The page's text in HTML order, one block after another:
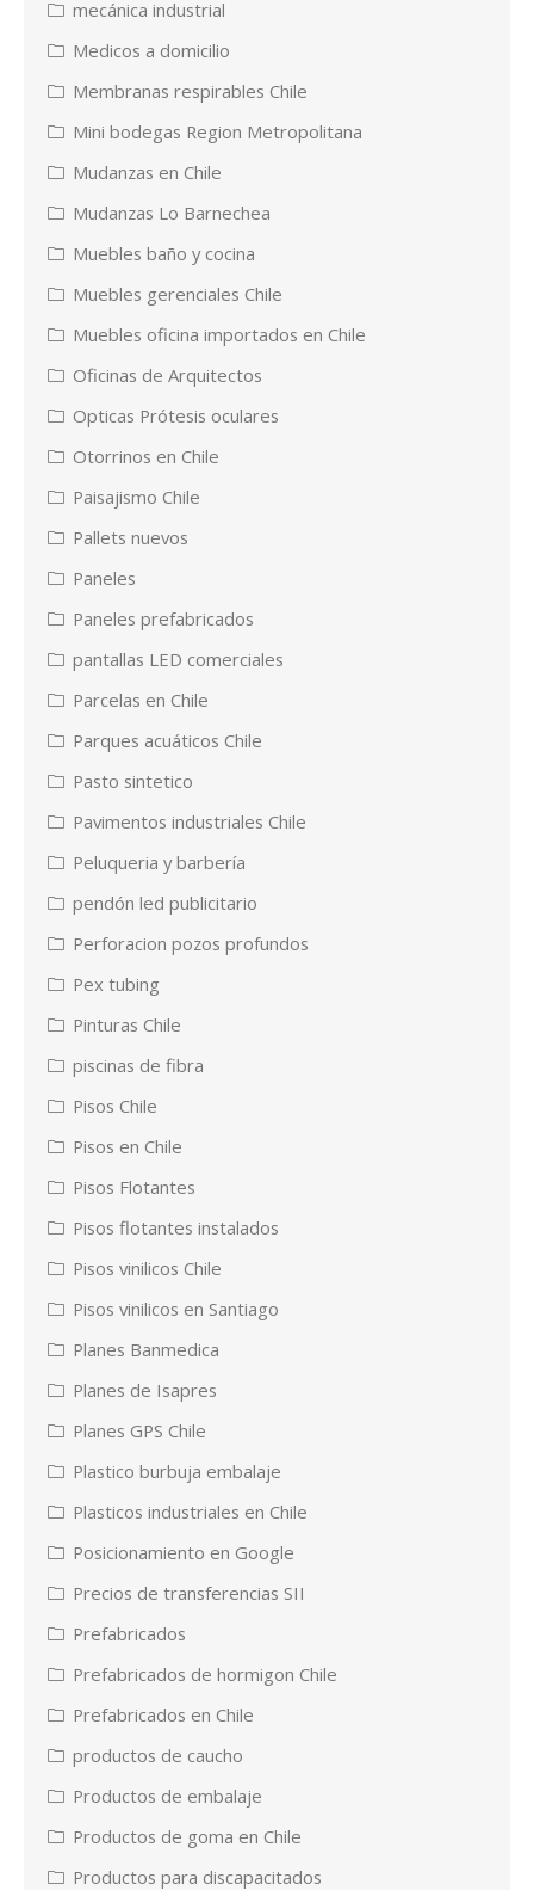
mecánica industrial
Medicos a domicilio
Membranas respirables Chile
Mini bodegas Region Metropolitana
Mudanzas en Chile
Mudanzas Lo Barnechea
Muebles baño y cocina
Muebles gerenciales Chile
Muebles oficina importados en Chile
Oficinas de Arquitectos
Opticas Prótesis oculares
Otorrinos en Chile
Paisajismo Chile
Pallets nuevos
Paneles
Paneles prefabricados
pantallas LED comerciales
Parcelas en Chile
Parques acuáticos Chile
Pasto sintetico
Pavimentos industriales Chile
Peluqueria y barbería
pendón led publicitario
Perforacion pozos profundos
Pex tubing
Pinturas Chile
piscinas de fibra
Pisos Chile
Pisos en Chile
Pisos Flotantes
Pisos flotantes instalados
Pisos vinilicos Chile
Pisos vinilicos en Santiago
Planes Banmedica
Planes de Isapres
Planes GPS Chile
Plastico burbuja embalaje
Plasticos industriales en Chile
Posicionamiento en Google
Precios de transferencias SII
Prefabricados
Prefabricados de hormigon Chile
Prefabricados en Chile
productos de caucho
Productos de embalaje
Productos de goma en Chile
Productos para discapacitados